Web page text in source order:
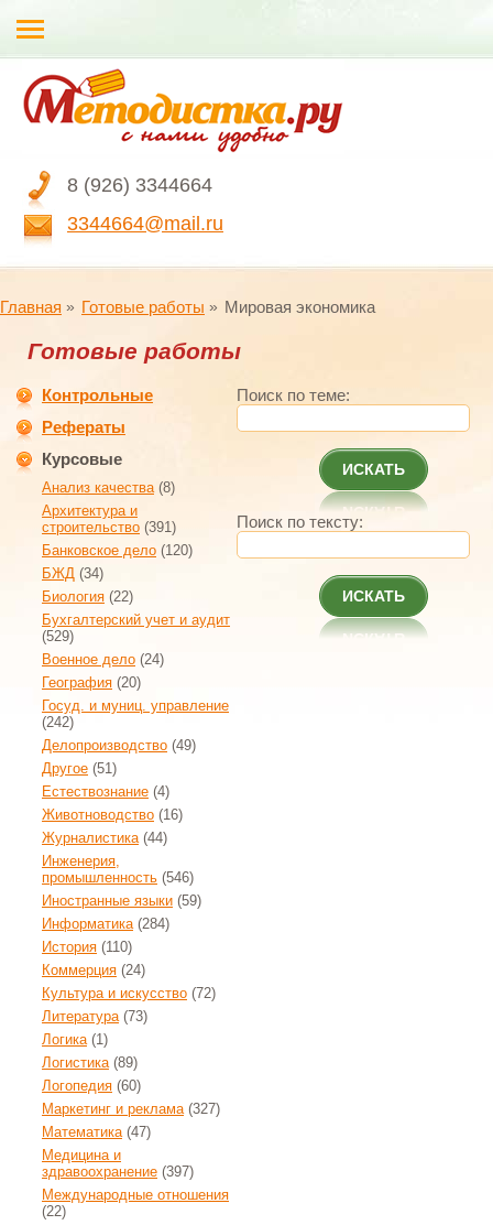
8 (926) 3344664
3344664@mail.ru
Главная Готовые работы Мировая экономика
Готовые работы
Контрольные
Рефераты
Курсовые
Анализ качества(8)
Архитектура и
строительство (391)
Банковское дело (120)
БЖД (34)
Биология (22)
Бухгалтерский учет и аудит
(529)
Военное дело (24)
География (20)
Госуд. и муниц. управление
(242)
Делопроизводство (49)
Другое (51)
Естествознание (4)
Животноводство (16)
Журналистика(44)
Инженерия,
промышленность (546)
Иностранные языки (59)
Информатика(284)
История (110)
Коммерция (24)
Культура и искусство (72)
Литература(73)
Логика(1)
Логистика(89)
Логопедия (60)
Маркетинг и реклама(327)
Математика(47)
Медицина и
здравоохранение (397)
Международные отношения
(22)
Поиск по теме:
ИСКАТЬ
Поиск по тексту:
ИСКАТЬ